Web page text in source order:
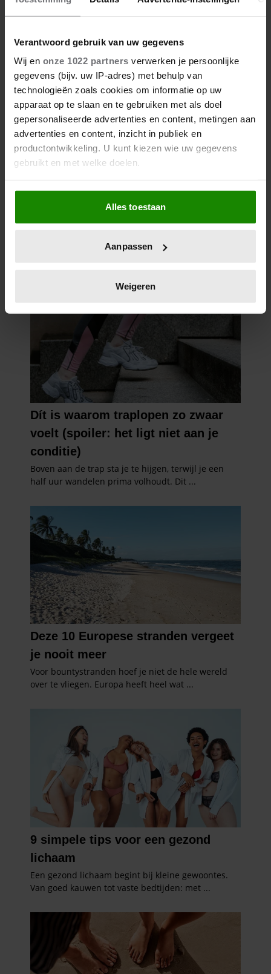
Verantwoord gebruik van uw gegevens
Wij en onze 1022 partners verwerken je persoonlijke
gegevens (bijv. uw IP-adres) met behulp van
technologieën zoals cookies om informatie op uw
apparaat op te slaan en te gebruiken met als doel
gepersonaliseerde advertenties en content, metingen aan
advertenties en content, inzicht in publiek en
productontwikkeling. U kunt kiezen wie uw gegevens
gebruikt en met welke doelen.
Als u het toestaat, willen we ook graag:
Informatie verzamelen over uw geografische
locatie, die tot een paar meter nauwkeurig kan zijn
scannen op specifieke eigenschappen (fingerprinting)
verwerkt en stel uw voorkeuren in het
intrekken in de Cookieverklaring.
We gebruiken cookies om content en advertenties te
personaliseren, om functies voor social media te bieden
en om ons websiteverkeer te analyseren. Ook delen we
informatie over uw gebruik van onze site met onze
partners voor social media, adverteren en analyse. Deze
partners kunnen deze gegevens combineren met andere
informatie die u aan ze heeft verstrekt of die ze hebben
verzameld op basis van uw gebruik van hun services. U
gaat akkoord met onze cookies als u onze website blijft
gebruiken.
Alles toestaan
Aanpassen
Weigeren